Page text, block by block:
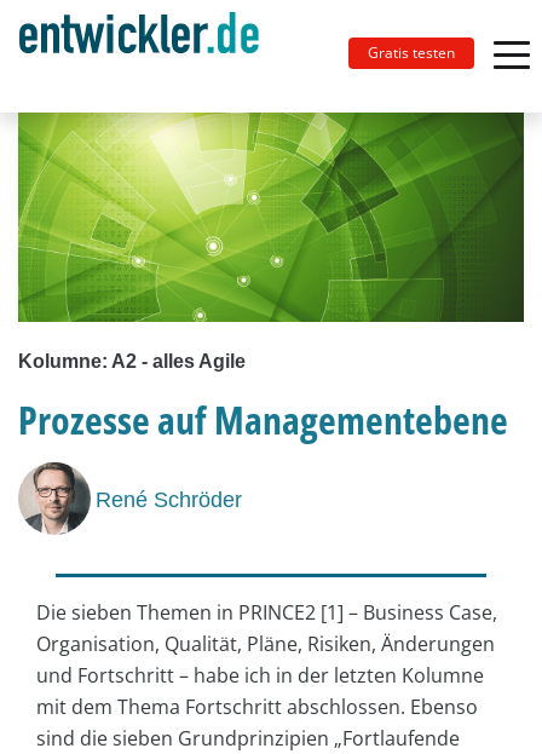
Gratis testen
Kolumne: A2 - alles Agile
Prozesse auf Managementebene
René Schröder
Die sieben Themen in PRINCE2 [1] – Business Case,
Organisation, Qualität, Pläne, Risiken, Änderungen
und Fortschritt – habe ich in der letzten Kolumne
mit dem Thema Fortschritt abschlossen. Ebenso
sind die sieben Grundprinzipien „Fortlaufende